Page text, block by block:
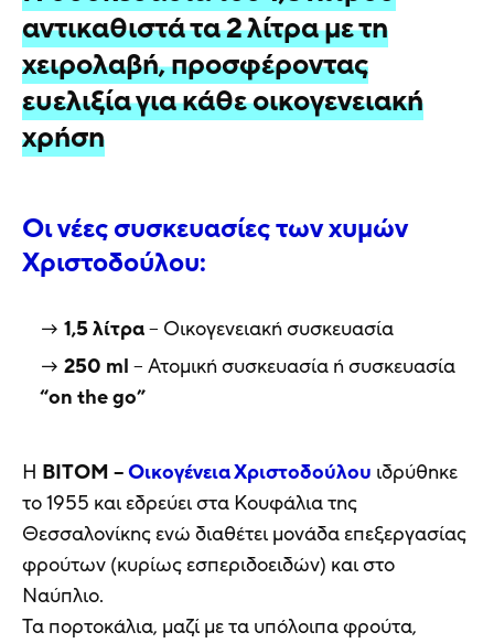
αντικαθιστά τα 2 λίτρα με τη
χειρολαβή, προσφέροντας
ευελιξία για κάθε οικογενειακή
χρήση
Οι νέες συσκευασίες των χυμών
Χριστοδούλου:
1,5 λίτρα– Οικογενειακή συσκευασία
250 ml – Ατομική συσκευασία ή συσκευασία
“on the go”
Η ΒΙΤΟΜ –Οικογένεια Χριστοδούλου ιδρύθηκε
το 1955 και εδρεύει στα Κουφάλια της
Θεσσαλονίκης ενώ διαθέτει μονάδα επεξεργασίας
φρούτων (κυρίως εσπεριδοειδών) και στο
Ναύπλιο.
Τα πορτοκάλια, μαζί με τα υπόλοιπα φρούτα,